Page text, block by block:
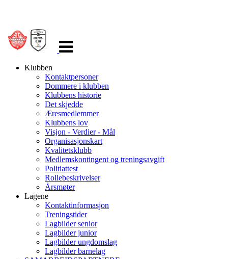
navigasjon
Klubben
Kontaktpersoner
Dommere i klubben
Klubbens historie
Det skjedde
Æresmedlemmer
Klubbens lov
Visjon - Verdier - Mål
Organisasjonskart
Kvalitetsklubb
Medlemskontingent og treningsavgift
Politiattest
Rollebeskrivelser
Årsmøter
Lagene
Kontaktinformasjon
Treningstider
Lagbilder senior
Lagbilder junior
Lagbilder ungdomslag
Lagbilder barnelag